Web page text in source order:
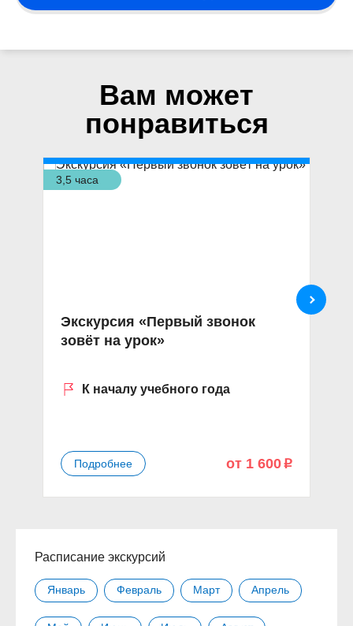
Вам может
понравиться
3,5 часа
Экскурсия «Первый звонок
зовёт на урок»
К началу учебного года
Подробнее от 1 600 p
Расписание экскурсий
Январь Февраль Март Апрель